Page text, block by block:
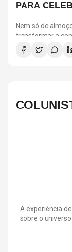
PARA
Nem só de
transformar a
São Paulo reúne
Selecionamos
A experiência
sobre o
que